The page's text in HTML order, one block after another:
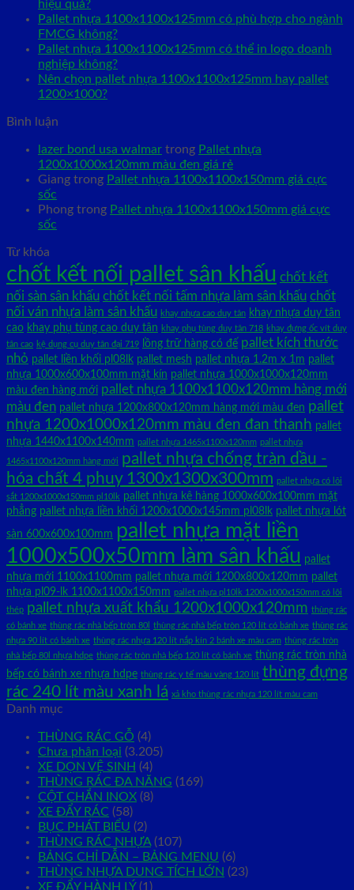
hiệu quả?
Pallet nhựa 1100x1100x125mm có phù hợp cho ngành
FMCG không?
Pallet nhựa 1100x1100x125mm có thể in logo doanh
nghiệp không?
Nên chọn pallet nhựa 1100x1100x125mm hay pallet
1200×1000?
Bình luận
lazer bond usa walmar trong Pallet nhựa
1200x1000x120mm màu đen giá rẻ
Giang trong Pallet nhựa 1100x1100x150mm giá cực
sốc
Phong trong Pallet nhựa 1100x1100x150mm giá cực
sốc
Từ khóa
chốt kết nối pallet sân khấu chốt kết
nối sàn sân khấu chốt kết nối tấm nhựa làm sân khấu chốt
nối ván nhựa làm sân khấu khay nhựa cao duy tân khay nhựa duy tân
cao khay phụ tùng cao duy tân khay phụ tùng duy tân 718 khay đựng ốc vít duy
tân cao kệ dụng cụ duy tân đại 719 lồng trữ hàng có đế pallet kích thước
nhỏ pallet liền khối pl08lk pallet mesh pallet nhựa 1.2m x 1m pallet
nhựa 1000x600x100mm mặt kín pallet nhựa 1000x1000x120mm
màu đen hàng mới pallet nhựa 1100x1100x120mm hàng mới
màu đen pallet nhựa 1200x800x120mm hàng mới màu đen pallet
nhựa 1200x1000x120mm màu đen đan thanh pallet
nhựa 1440x1100x140mm pallet nhựa 1465x1100x120mm pallet nhựa
1465x1100x120mm hàng mới pallet nhựa chống tràn dầu -
hóa chất 4 phuy 1300x1300x300mm pallet nhựa có lõi
sắt 1200x1000x150mm pl10lk pallet nhựa kê hàng 1000x600x100mm mặt
phẳng pallet nhựa liền khối 1200x1000x145mm pl08lk pallet nhựa lót
sàn 600x600x100mm pallet nhựa mặt liền
1000x500x50mm làm sân khấu pallet
nhựa mới 1100x1100mm pallet nhựa mới 1200x800x120mm pallet
nhựa pl09-lk 1100x1100x150mm pallet nhựa pl10lk 1200x1000x150mm có lõi
thép pallet nhựa xuất khẩu 1200x1000x120mm thùng rác
có bánh xe thùng rác nhà bếp tròn 80l thùng rác nhà bếp tròn 120 lít có bánh xe thùng rác
nhựa 90 lít có bánh xe thùng rác nhựa 120 lít nắp kín 2 bánh xe màu cam thùng rác tròn
nhà bếp 80l nhựa hdpe thùng rác tròn nhà bếp 120 lít có bánh xe thùng rác tròn nhà
bếp có bánh xe nhựa hdpe thùng rác y tế màu vàng 120 lít thùng đựng
rác 240 lít màu xanh lá xả kho thùng rác nhựa 120 lít màu cam
Danh mục
THÙNG RÁC GỖ (4)
Chưa phân loại (3.205)
XE DỌN VỆ SINH (4)
THÙNG RÁC ĐA NĂNG (169)
CỘT CHẮN INOX (8)
XE ĐẨY RÁC (58)
BỤC PHÁT BIỂU (2)
THÙNG RÁC NHỰA (107)
BẢNG CHỈ DẪN – BẢNG MENU (6)
THÙNG NHỰA DUNG TÍCH LỚN (23)
XE ĐẨY HÀNH LÝ(1)